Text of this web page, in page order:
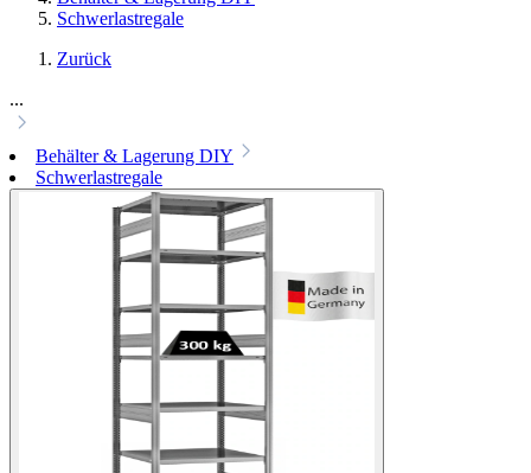
Schwerlastregale
Zurück
...
Behälter & Lagerung DIY
Schwerlastregale